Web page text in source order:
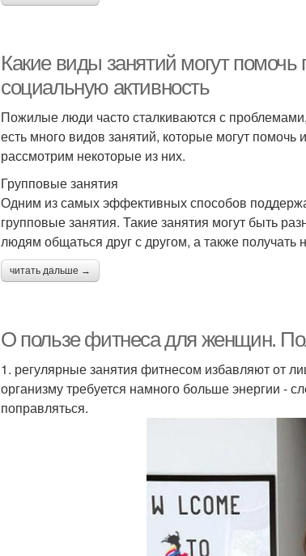
Какие виды занятий могут
социальную активность
Пожилые люди часто сталкиваются с
есть много видов занятий, которые могут
рассмотрим некоторые из них.
Групповые занятия
Одним из самых эффективных способов
групповые занятия. Такие занятия могут быть
людям общаться друг с другом, а также получать
читать дальше →
О пользе фитнеса для женщин.
1. регулярные занятия фитнесом избавляют от
организму требуется намного больше энергии -
поправляться.